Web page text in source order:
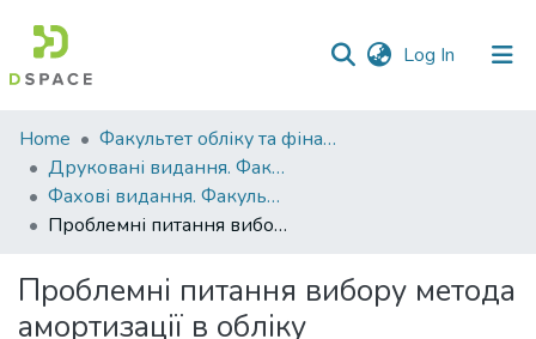
Log In (current)
Communities
&
Collections
All of DSpace
Statistics
Home
Факультет обліку та фінансів
Друковані видання. Факультет обліку та фінансів
Фахові видання. Факультет обліку та фінансів
Проблемні питання вибору метода амортизації в обліку сільськогосподарських підприємств
Проблемні питання вибору метода
амортизації в обліку